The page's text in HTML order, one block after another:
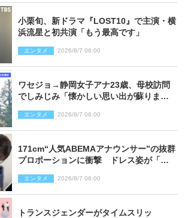
小栗旬、新ドラマ『LOST10』で主演・横
浜流星と初共演「もう最高です」
エンタメ 2026/8/7 06:00
ワセジョ→静岡女子アナ23歳、母校訪問
でしみじみ「懐かしい思い出が蘇りまし
エンタメ 2026/8/7 06:00
171cm“人気ABEMAアナウンサー”の抜群
プロポーションに衝撃 ドレス姿が「美
エンタメ 2026/8/7 06:00
トランスジェンダーがタイムスリッ